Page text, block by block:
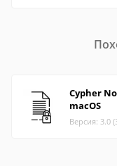
Cypher
macOS
Версия: 3.0